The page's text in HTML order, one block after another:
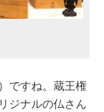
ですね。蔵王権
ジナルの仏さん